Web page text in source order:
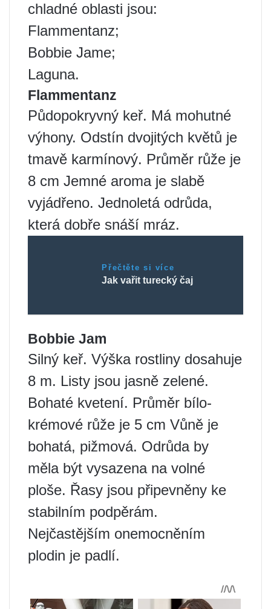
chladné oblasti jsou:
Flammentanz;
Bobbie Jame;
Laguna.
Flammentanz
Půdopokryvný keř. Má mohutné
výhony. Odstín dvojitých květů je
tmavě karmínový. Průměr růže je
8 cm Jemné aroma je slabě
vyjádřeno. Jednoletá odrůda,
která dobře snáší mráz.
Přečtěte si více
Jak vařit turecký čaj
Bobbie Jam
Silný keř. Výška rostliny dosahuje
8 m. Listy jsou jasně zelené.
Bohaté kvetení. Průměr bílo-
krémové růže je 5 cm Vůně je
bohatá, pižmová. Odrůda by
měla být vysazena na volné
ploše. Řasy jsou připevněny ke
stabilním podpěrám.
Nejčastějším onemocněním
plodin je padlí.